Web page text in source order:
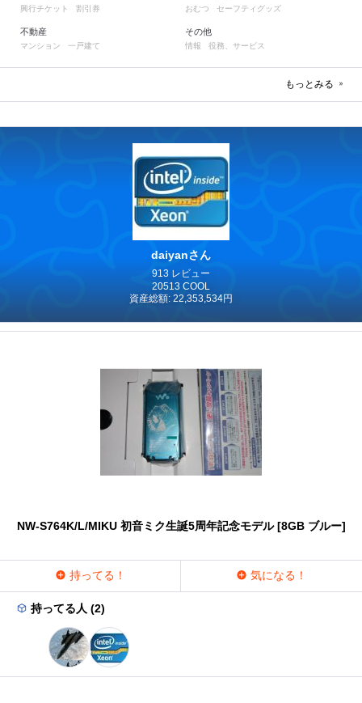
興行チケット 割引券
不動産
マンション 一戸建て
おむつ セーフティグッズ
その他
情報 役務、サービス
もっとみる
daiyanさん
913 レビュー
20513 COOL
資産総額: 22,353,534円
NW-S764K/L/MIKU 初音ミク生誕5周年記念モデル [8GB ブルー]
持ってる！ 気になる！
持ってる人 (2)